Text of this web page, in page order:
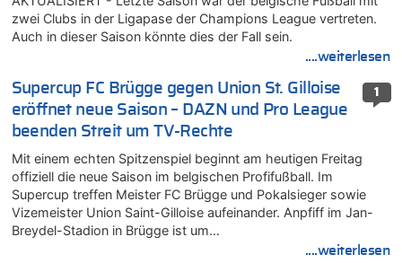
zwei Clubs in der Ligapase der Champions League vertreten.
Auch in dieser Saison könnte dies der Fall sein.
....weiterlesen
1
Supercup FC Brügge gegen Union St. Gilloise
eröffnet neue Saison – DAZN und Pro League
beenden Streit um TV-Rechte
Mit einem echten Spitzenspiel beginnt am heutigen Freitag
offiziell die neue Saison im belgischen Profifußball. Im
Supercup treffen Meister FC Brügge und Pokalsieger sowie
Vizemeister Union Saint-Gilloise aufeinander. Anpfiff im Jan-
Breydel-Stadion in Brügge ist um…
....weiterlesen